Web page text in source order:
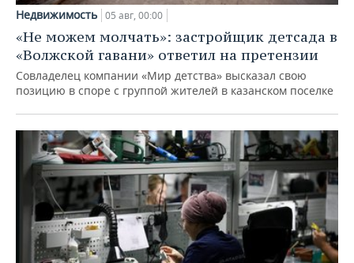
Недвижимость 05 авг, 00:00
«Не можем молчать»: застройщик детсада в
«Волжской гавани» ответил на претензии
Совладелец компании «Мир детства» высказал свою
позицию в споре с группой жителей в казанском поселке